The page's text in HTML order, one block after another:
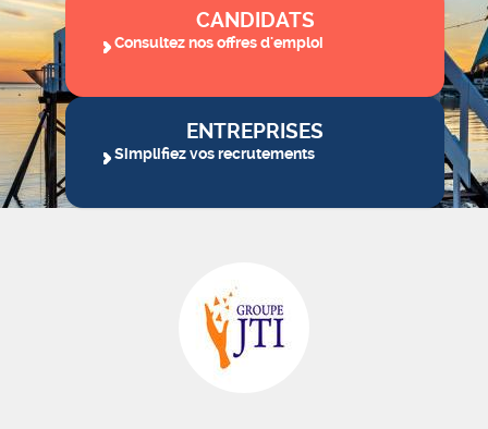
CANDIDATS
Consultez nos offres d'emploi
ENTREPRISES
Simplifiez vos recrutements